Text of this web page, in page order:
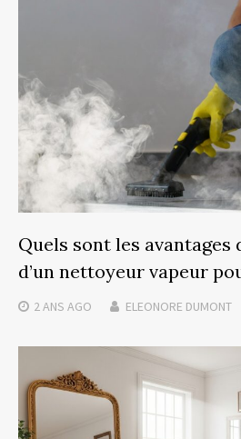
Quels sont les avantages
d’un nettoyeur vapeur
2 ANS AGO ELEONORE DUMONT